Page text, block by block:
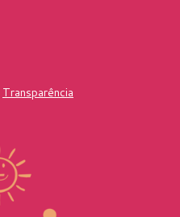
Transparência